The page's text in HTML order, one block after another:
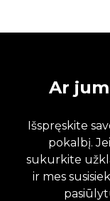
Ar
Išspręskite
pokalbį.
sukurkite
ir mes